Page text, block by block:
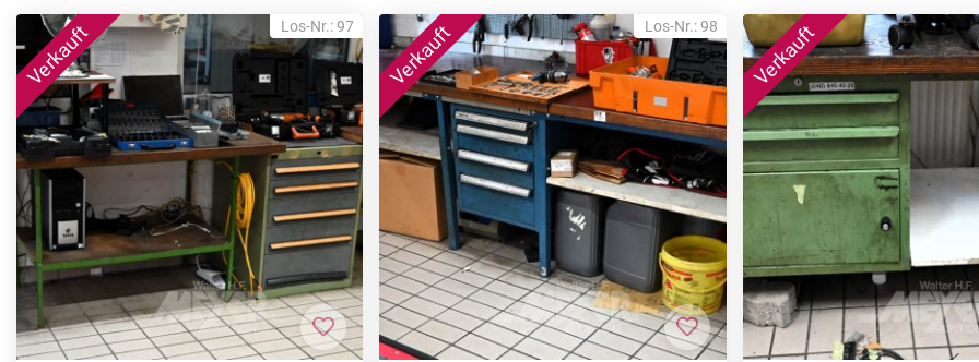
Los-Nr.: 97
Zur Merkliste hinzufügen
Los-Nr.: 98
Zur Merkliste hinzufügen